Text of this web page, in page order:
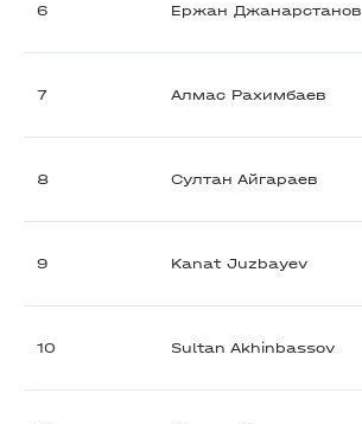
6 Ержан Джанарстанов
7 Алмас Рахимбаев
8 Султан Айгараев
9 Kanat Juzbayev
10 Sultan Akhinbassov